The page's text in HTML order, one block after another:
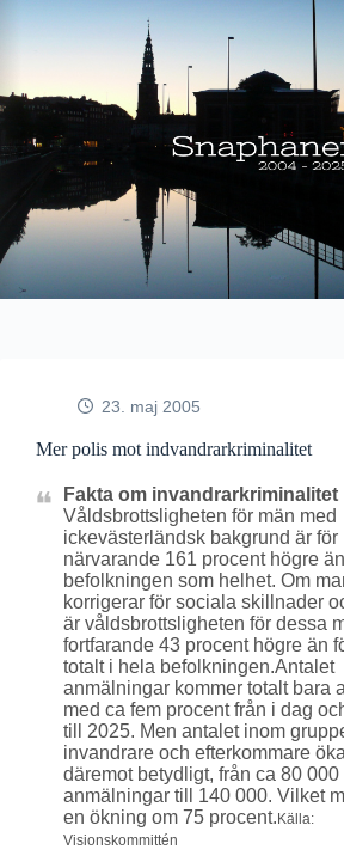
23. maj 2005
Mer polis mot indvandrarkriminalitet
Fakta om invandrarkriminalitet
Våldsbrottsligheten för män med
ickevästerländsk bakgrund är för
närvarande 161 procent högre
befolkningen som helhet. Om
korrigerar för sociala skillnader
är våldsbrottsligheten för dessa
fortfarande 43 procent högre än
totalt i hela befolkningen.Antalet
anmälningar kommer totalt bara
med ca fem procent från i dag
till 2025. Men antalet inom
invandrare och efterkommare
däremot betydligt, från ca 80 000
anmälningar till 140 000. Vilket
en ökning om 75 procent. Källa:
Visionskommittén